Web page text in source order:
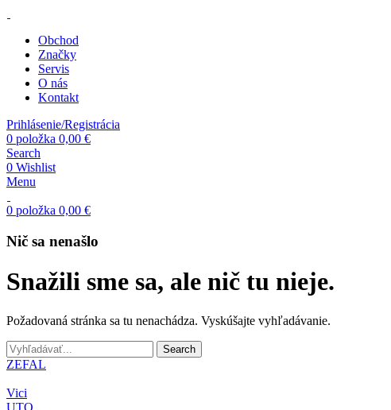
Obchod
Značky
Servis
O nás
Kontakt
Prihlásenie/Registrácia
0 položka 0,00 €
Search
0 Wishlist
Menu
0 položka 0,00 €
Nič sa nenašlo
Snažili sme sa, ale nič tu nieje.
Požadovaná stránka sa tu nenachádza. Vyskúšajte vyhľadávanie.
Search
ZEFAL
Vici
UTO